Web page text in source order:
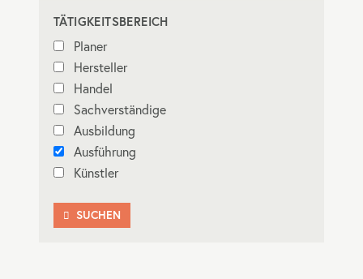
TÄTIGKEITSBEREICH
Planer
Hersteller
Handel
Sachverständige
Ausbildung
Ausführung
Künstler
 SUCHEN